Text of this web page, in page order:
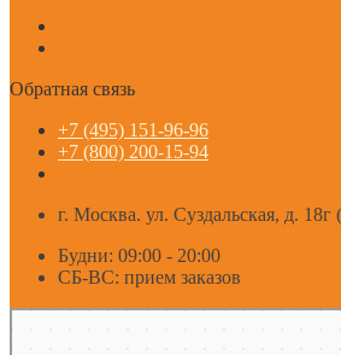
Обратная связь
+7 (495) 151-96-96
+7 (800) 200-15-94
г. Москва. ул. Суздальская, д.
Будни: 09:00 - 20:00
СБ-ВС: прием заказов